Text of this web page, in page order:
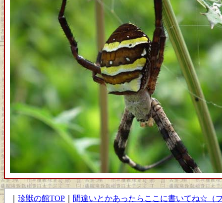
珍獣の館TOP 間違いとかあったらここに書いてね☆（